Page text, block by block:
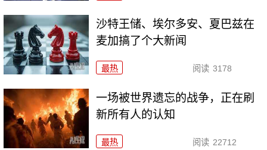
沙特王储、埃尔多安、夏巴兹在
麦加搞了个大新闻
最热 阅读 3178
一场被世界遗忘的战争，正在刷
新所有人的认知
最热 阅读 22712